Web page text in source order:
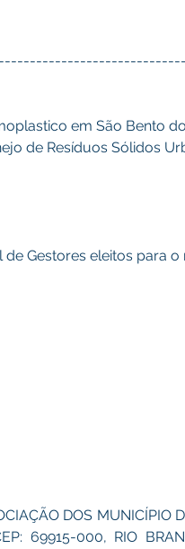
em São Bento
de Resíduos Sólidos
de Gestores eleitos para
DOS MUNICÍPIO
69915-000, RIO